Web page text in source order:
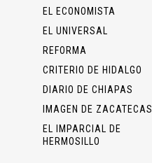
EL ECONOMISTA
EL UNIVERSAL
REFORMA
CRITERIO DE HIDALGO
DIARIO DE CHIAPAS
IMAGEN DE ZACATECAS
EL IMPARCIAL DE
HERMOSILLO